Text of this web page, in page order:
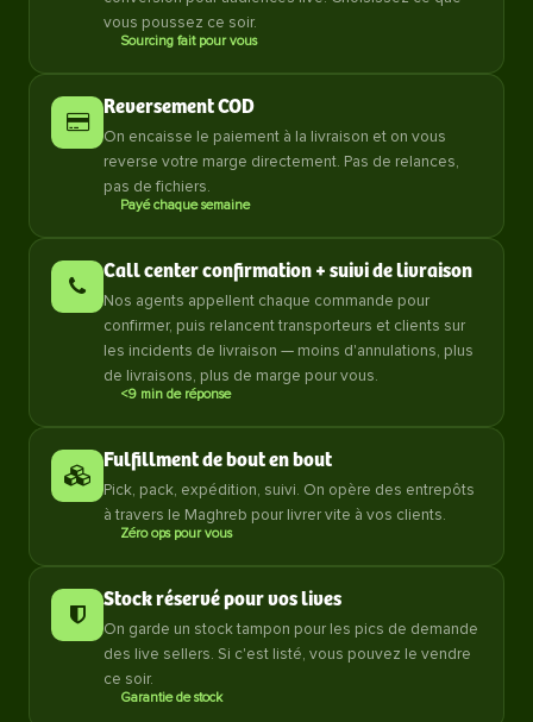
vous poussez ce soir.
Sourcing fait pour vous
Reversement COD
On encaisse le paiement à la livraison et on vous
reverse votre marge directement. Pas de relances,
pas de fichiers.
Payé chaque semaine
Call center confirmation + suivi de livraison
Nos agents appellent chaque commande pour
confirmer, puis relancent transporteurs et clients sur
les incidents de livraison — moins d'annulations, plus
de livraisons, plus de marge pour vous.
<9 min de réponse
Fulfillment de bout en bout
Pick, pack, expédition, suivi. On opère des entrepôts
à travers le Maghreb pour livrer vite à vos clients.
Zéro ops pour vous
Stock réservé pour vos lives
On garde un stock tampon pour les pics de demande
des live sellers. Si c'est listé, vous pouvez le vendre
ce soir.
Garantie de stock